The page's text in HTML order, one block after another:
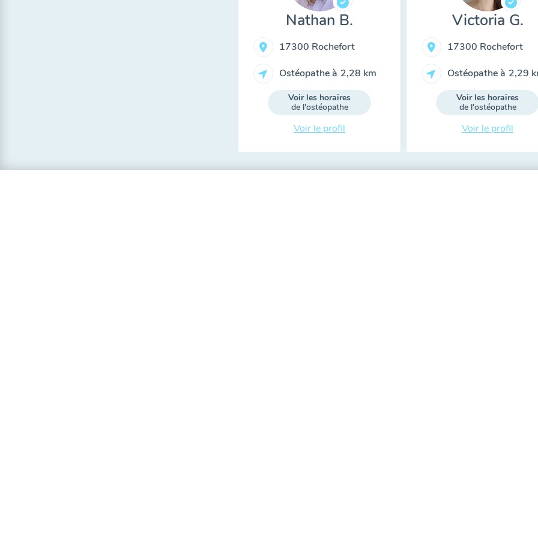
Nathan B.
17300 Rochefort
Ostéopathe à 2,28 km
Voir les horaires
de l'ostéopathe
Voir le profil
Victoria G.
17300 Rochefort
Ostéopathe à 2,29
Voir les horaires
de l'ostéopathe
Voir le profil